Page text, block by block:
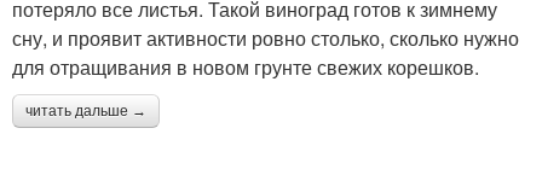
потеряло все листья. Такой виноград готов к зимнему
сну, и проявит активности ровно столько, сколько нужно
для отращивания в новом грунте свежих корешков.
читать дальше →